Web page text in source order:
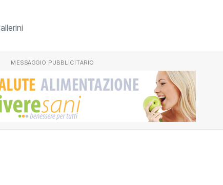
MESSAGGIO PUBBLICITARIO